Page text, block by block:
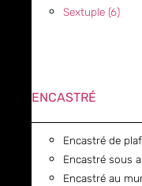
Sextuple (6)
ENCASTRÉ
Encastré de
Encastré sous
Encastré au